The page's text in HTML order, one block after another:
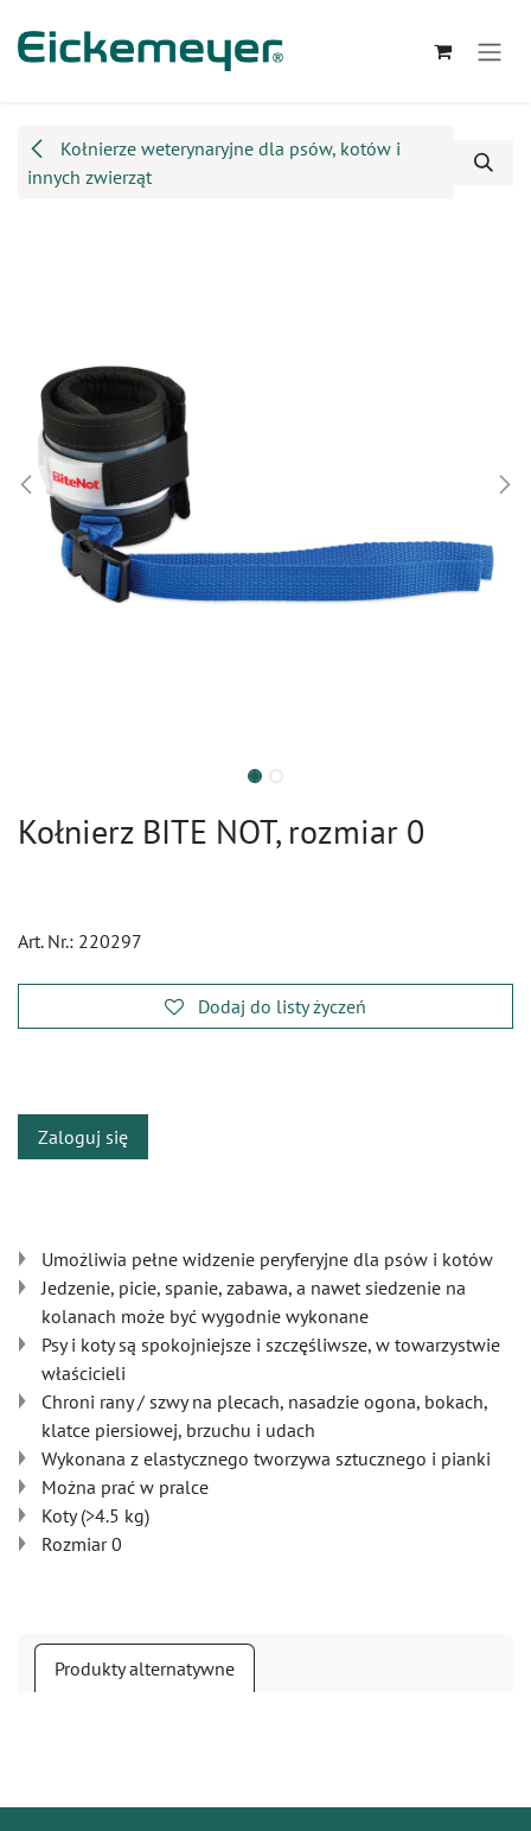
Kołnierze weterynaryjne dla psów, kotów i
innych zwierząt
Kołnierz BITE NOT, rozmiar 0
Art. Nr.: 220297
Dodaj do listy życzeń
Zaloguj się
Umożliwia pełne widzenie peryferyjne dla psów i kotów
Jedzenie, picie, spanie, zabawa, a nawet siedzenie na
kolanach może być wygodnie wykonane
Psy i koty są spokojniejsze i szczęśliwsze, w towarzystwie
właścicieli
Chroni rany / szwy na plecach, nasadzie ogona, bokach,
klatce piersiowej, brzuchu i udach
Wykonana z elastycznego tworzywa sztucznego i pianki
Można prać w pralce
Koty (>4.5 kg)
Rozmiar 0
Produkty alternatywne